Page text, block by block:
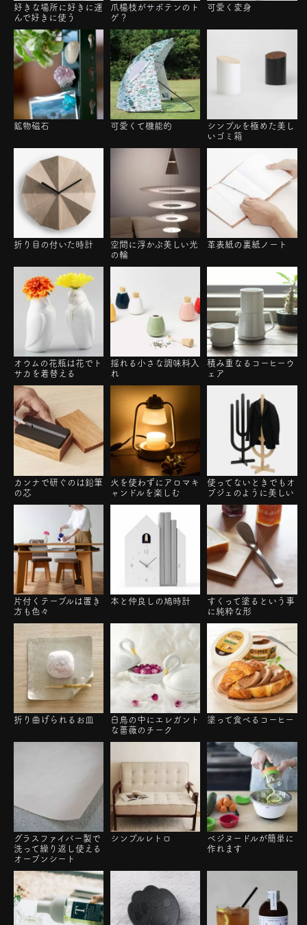
好きな場所に好きに運
んで好きに使う
爪楊枝がサボテンのト
ゲ？
可愛く変身
鉱物磁石 可愛くて機能的
シンプルを極めた美し
いゴミ箱
折り目の付いた時計
空間に浮かぶ美しい光
の輪
革表紙の裏紙ノート
オウムの花瓶は花でト
サカを着替える
揺れる小さな調味料入
れ
積み重なるコーヒーウ
ェア
カンナで研ぐのは鉛筆
の芯
火を使わずにアロマキ
ャンドルを楽しむ
使ってないときでもオ
ブジェのように美しい
片付くテーブルは置き
方も色々
本と仲良しの鳩時計
すくって塗るという事
に純粋な形
折り曲げられるお皿
白鳥の中にエレガント
な薔薇のチーク
塗って食べるコーヒー
グラスファイバー製で
洗って繰り返し使える
オーブンシート
シンプルレトロ
ベジヌードルが簡単に
作れます